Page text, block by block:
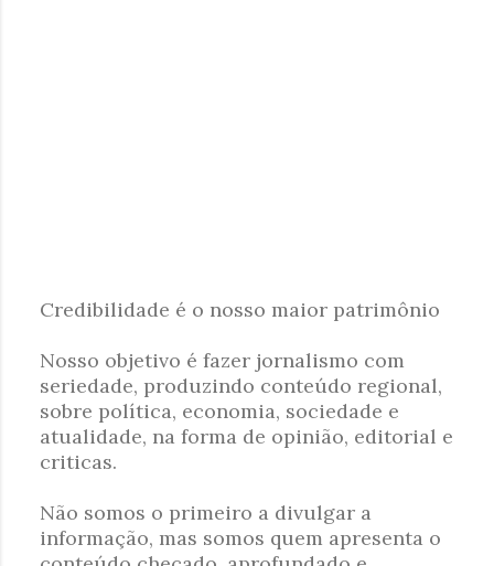
o
s
t
a
r
m
c
Credibilidade é o nosso maior patrimônio
Nosso objetivo é fazer jornalismo com
seriedade, produzindo conteúdo regional,
sobre política, economia, sociedade e
atualidade, na forma de opinião, editorial e
criticas.
Não somos o primeiro a divulgar a
informação, mas somos quem apresenta o